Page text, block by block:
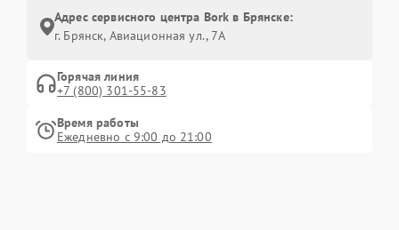
Адрес сервисного центра Bork в Брянске:
г. Брянск, Авиационная ул., 7А
Горячая линия
+7 (800) 301-55-83
Время работы
Ежедневно с 9:00 до 21:00